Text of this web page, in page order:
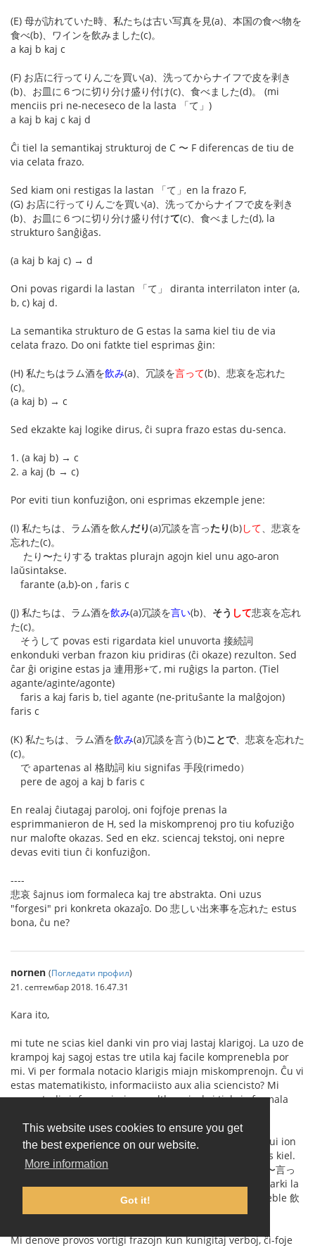
This website uses cookies to ensure you get
the best experience on our website.
More information
Got it!
(E) 母が訪れていた時、私たちは古い写真を見(a)、本国の食べ物を
食べ(b)、ワインを飲みました(c)。
a kaj b kaj c
(F) お店に行ってりんごを買い(a)、洗ってからナイフで皮を剥き
(b)、お皿に６つに切り分け盛り付け(c)、食べました(d)。 (mi
menciis pri ne-neceseco de la lasta 「て」)
a kaj b kaj c kaj d
Ĉi tiel la semantikaj strukturoj de C 〜 F diferencas de tiu de
via celata frazo.
Sed kiam oni restigas la lastan 「て」en la frazo F,
(G) お店に行ってりんごを買い(a)、洗ってからナイフで皮を剥き
(b)、お皿に６つに切り分け盛り付けて(c)、食べました(d), la
strukturo ŝanĝiĝas.
(a kaj b kaj c) → d
Oni povas rigardi la lastan 「て」 diranta interrilaton inter (a,
b, c) kaj d.
La semantika strukturo de G estas la sama kiel tiu de via
celata frazo. Do oni fatkte tiel esprimas ĝin:
(H) 私たちはラム酒を飲み(a)、冗談を言って(b)、悲哀を忘れた
(c)。
(a kaj b) → c
Sed ekzakte kaj logike dirus, ĉi supra frazo estas du-senca.
1. (a kaj b) → c
2. a kaj (b → c)
Por eviti tiun konfuziĝon, oni esprimas ekzemple jene:
(I) 私たちは、ラム酒を飲んだり(a)冗談を言ったり(b)して 、悲哀を
忘れた(c)。
たり〜たりする traktas plurajn agojn kiel unu ago-aron
laŭsintakse.
farante (a,b)-on , faris c
(J) 私たちは、ラム酒を飲み(a)冗談を言い(b)、 そう して悲哀を忘れ
た(c)。
そうして povas esti rigardata kiel unuvorta 接続詞
enkonduki verban frazon kiu pridiras (ĉi okaze) rezulton. Sed
ĉar ĝi origine estas ja 連用形+て, mi ruĝigs la parton. (Tiel
agante/aginte/agonte)
faris a kaj faris b, tiel agante (ne-prituŝante la malĝojon)
faris c
(K) 私たちは、ラム酒を飲み(a)冗談を言う(b)ことで、悲哀を忘れた
(c)。
で apartenas al 格助詞 kiu signifas 手段(rimedo）
pere de agoj a kaj b faris c
En realaj ĉiutagaj paroloj, oni fojfoje prenas la
esprimmanieron de H, sed la miskomprenoj pro tiu kofuziĝo
nur malofte okazas. Sed en ekz. sciencaj tekstoj, oni nepre
devas eviti tiun ĉi konfuziĝon.
----
悲哀 ŝajnus iom formaleca kaj tre abstrakta. Oni uzus
"forgesi" pri konkreta okazaĵo. Do 悲しい出来事を忘れた estus
bona, ĉu ne?
nornen (Погледати профил)
21. септембар 2018. 16.47.31
Kara ito,
mi tute ne scias kiel danki vin pro viaj lastaj klarigoj. La uzo de
krampoj kaj sagoj estas tre utila kaj facile komprenebla por
mi. Vi per formala notacio klarigis miajn miskomprenojn. Ĉu vi
estas matematikisto, informaciisto aux alia sciencisto? Mi
mem studis informaciscienco altlerneje, kaj tial via formala
Mi jam vidis mian eraron (bildo 1). Mi fakte celis konstrui ion
similan al (I) (たり〜たりする) (
), tamen mi ne sciis kiel.
Mi ankaŭ komprenas la eblan dusencecon de (H) (飲み〜言っ
), tamen eble parolante oni povas marki la
intencitan signifcon per paŭzado aŭ intonacio, ĉu? Ĉu eble 飲
み言ってーー忘れた kontraŭ 飲みーー言って忘れた?
Mi denove provos vortigi frazojn kun kunigitaj verboj, ĉi-foje